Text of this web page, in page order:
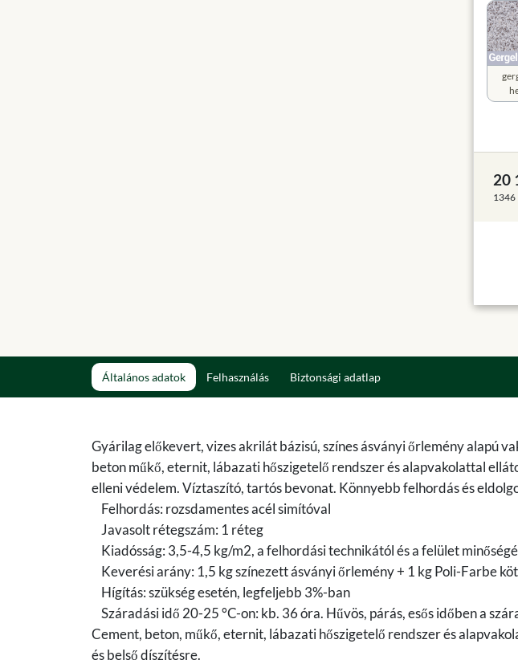
20
1346
Általános adatok Felhasználás Biztonsági adatlap
Gyárilag előkevert, vizes akrilát bázisú, színes ásványi őrlemény alapú
beton műkő, eternit, lábazati hőszigetelő rendszer és alapvakolattal
elleni védelem. Víztaszító, tartós bevonat. Könnyebb felhordás és
Felhordás: rozsdamentes acél simítóval
Javasolt rétegszám: 1 réteg
Kiadósság: 3,5-4,5 kg/m2, a felhordási technikától és a felület
Keverési arány: 1,5 kg színezett ásványi őrlemény + 1 kg Poli-Farbe
Hígítás: szükség esetén, legfeljebb 3%-ban
Száradási idő 20-25 °C-on: kb. 36 óra. Hűvös, párás, esős időben a
Cement, beton, műkő, eternit, lábazati hőszigetelő rendszer és
és belső díszítésre.